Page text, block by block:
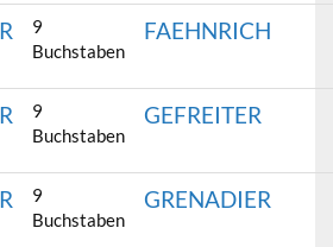
9
Buchstaben
FAEHNRICH
9
Buchstaben
GEFREITER
9
Buchstaben
GRENADIER